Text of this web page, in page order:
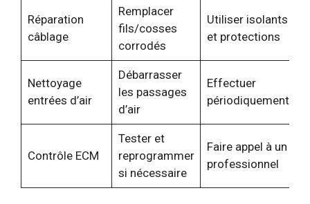
Réparation
câblage
Remplacer
fils/cosses
corrodés
Utiliser isolants
et protections
Nettoyage
entrées d’air
Débarrasser
les passages
d’air
Effectuer
périodiquement
Contrôle ECM
Tester et
reprogrammer
si nécessaire
Faire appel à un
professionnel